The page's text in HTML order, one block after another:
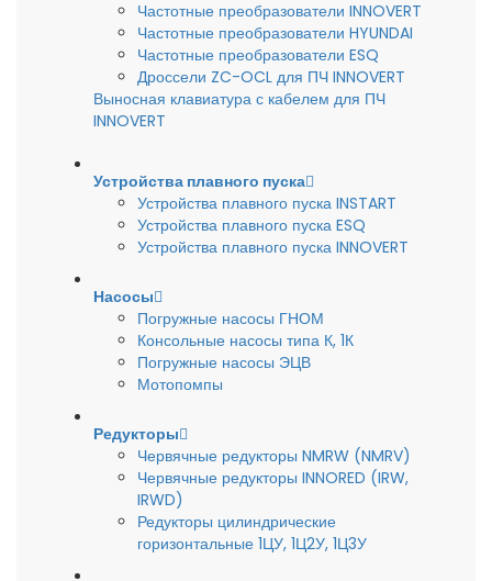
Частотные преобразователи INNOVERT
Частотные преобразователи HYUNDAI
Частотные преобразователи ESQ
Дроссели ZC-OCL для ПЧ INNOVERT
Выносная клавиатура с кабелем для ПЧ
INNOVERT
Устройства плавного пуска
Устройства плавного пуска INSTART
Устройства плавного пуска ESQ
Устройства плавного пуска INNOVERT
Насосы
Погружные насосы ГНОМ
Консольные насосы типа К, 1К
Погружные насосы ЭЦВ
Мотопомпы
Редукторы
Червячные редукторы NMRW (NMRV)
Червячные редукторы INNORED (IRW,
IRWD)
Редукторы цилиндрические
горизонтальные 1ЦУ, 1Ц2У, 1Ц3У